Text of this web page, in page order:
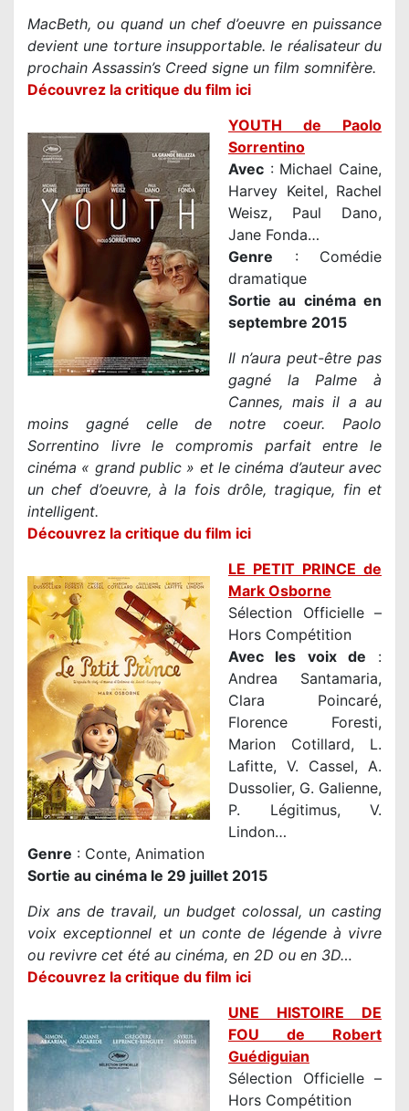
MacBeth, ou quand un chef d’oeuvre en puissance
devient une torture insupportable. le réalisateur du
prochain Assassin’s Creed signe un film somnifère.
Découvrez la critique du film ici
YOUTH de Paolo
Sorrentino
Avec : Michael Caine,
Harvey Keitel, Rachel
Weisz, Paul Dano,
Jane Fonda…
Genre : Comédie
dramatique
Sortie au cinéma en
septembre 2015
Il n’aura peut-être pas
gagné la Palme à
Cannes, mais il a au
moins gagné celle de notre coeur. Paolo
Sorrentino livre le compromis parfait entre le
cinéma « grand public » et le cinéma d’auteur avec
un chef d’oeuvre, à la fois drôle, tragique, fin et
intelligent.
Découvrez la critique du film ici
LE PETIT PRINCE de
Mark Osborne
Sélection Officielle –
Hors Compétition
Avec les voix de :
Andrea Santamaria,
Clara Poincaré,
Florence Foresti,
Marion Cotillard, L.
Lafitte, V. Cassel, A.
Dussolier, G. Galienne,
P. Légitimus, V.
Lindon…
Genre : Conte, Animation
Sortie au cinéma le 29 juillet 2015
Dix ans de travail, un budget colossal, un casting
voix exceptionnel et un conte de légende à vivre
ou revivre cet été au cinéma, en 2D ou en 3D…
Découvrez la critique du film ici
UNE HISTOIRE DE
FOU de Robert
Guédiguian
Sélection Officielle –
Hors Compétition